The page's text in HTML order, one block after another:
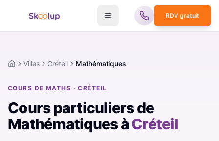
RDV gratuit
AccueilVilles Créteil Mathématiques
COURS DE MATHS · CRÉTEIL
Cours particuliers de
MathématiquesàCréteil